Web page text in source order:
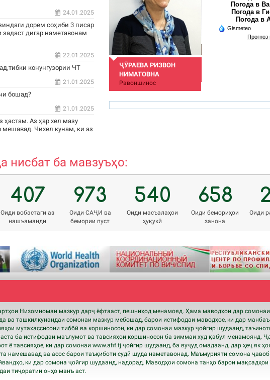
24.01.2025
дорем соҳиби 3 писар
дигар наметавонам
22.01.2025
конунгузории ЧТ
21.01.2025
бошад?
21.01.2025
Аз ҳар хел мазу
Чихел кунам, ки аз
ҶӮРАЕВА РИЗВОН
НИМАТОВНА
Равоншинос
Погода в
Погода в
Погода в
Gismeteo
Прогноз
нисбат ба мавзуъҳо:
407
Оиди вобастаги аз
нашъаманди
973
Оиди САҶИ ва
бемории пуст
540
Оиди масъалаҳои
ҳуқукӣ
658
Оиди бемориҳои
занона
Оиди
Низомномаи мазкур дарҷ ёфтааст, пешниҳод менамояд. Ҳама маводҳои дар сомонаи
ва ташкилкунандаи сомонаи мазкур мебошад, барои истифодаи маводҳое, ки дар
мутахассисони тиббӣ ва коршиносон, ки дар сомонаи мазкур ҷойгир шудаанд,
ба истифодаи маълумот ва тавсияҳои коршиносон ба зиммаи худ қабул менамоянд.
ё тавсияҳое, ки дар сомонаи www.afif.tj ҷойгир шудаанд, ба вуҷуд омадаанд, дар ҳеҷ як
намешавад ва асос барои таъқиботи судӣ шуда наметавонад. Маъмурияти сомона
ки дар сомона ҷойгир шудаанд, надорад. Маводҳои сомона танҳо барои мақсадҳои
тиҷоратии онҳо манъ аст.